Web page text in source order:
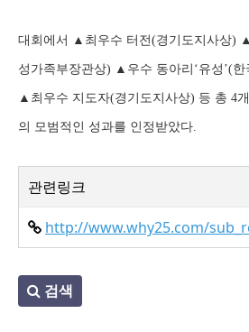
대회에서 ▲최우수 터전(경기도지사상) ▲
성가족부장관상) ▲우수 동아리‘유성’(
▲최우수 지도자(경기도지사상) 등 총 4
의 모범적인 성과를 인정받았다.
관련링크
http://www.why25.com/
검색